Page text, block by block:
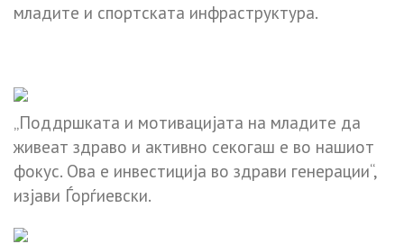
младите и спортската инфраструктура.
„Поддршката и мотивацијата на младите да
живеат здраво и активно секогаш е во нашиот
фокус. Ова е инвестиција во здрави генерации“,
изјави Ѓорѓиевски.